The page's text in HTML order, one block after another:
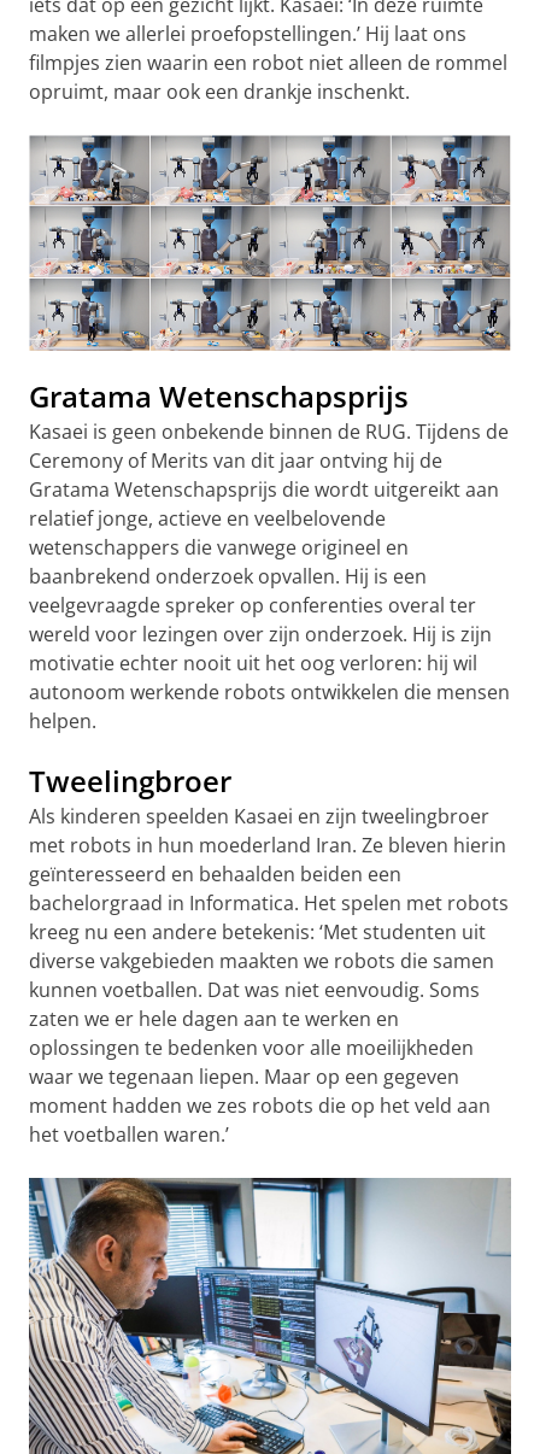
maken we allerlei proefopstellingen.’ Hij laat ons
filmpjes zien waarin een robot niet alleen de rommel
opruimt, maar ook een drankje inschenkt.
Gratama Wetenschapsprijs
Kasaei is geen onbekende binnen de RUG. Tijdens de
Ceremony of Merits van dit jaar ontving hij de
Gratama Wetenschapsprijs die wordt uitgereikt aan
relatief jonge, actieve en veelbelovende
wetenschappers die vanwege origineel en
baanbrekend onderzoek opvallen. Hij is een
veelgevraagde spreker op conferenties overal ter
wereld voor lezingen over zijn onderzoek. Hij is zijn
motivatie echter nooit uit het oog verloren: hij wil
autonoom werkende robots ontwikkelen die mensen
helpen.
Tweelingbroer
Als kinderen speelden Kasaei en zijn tweelingbroer
met robots in hun moederland Iran. Ze bleven hierin
geïnteresseerd en behaalden beiden een
bachelorgraad in Informatica. Het spelen met robots
kreeg nu een andere betekenis: ‘Met studenten uit
diverse vakgebieden maakten we robots die samen
kunnen voetballen. Dat was niet eenvoudig. Soms
zaten we er hele dagen aan te werken en
oplossingen te bedenken voor alle moeilijkheden
waar we tegenaan liepen. Maar op een gegeven
moment hadden we zes robots die op het veld aan
het voetballen waren.’